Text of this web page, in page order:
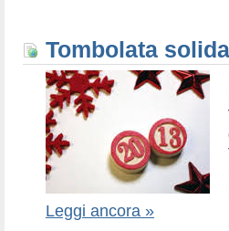
Tombolata
Leggi ancora »